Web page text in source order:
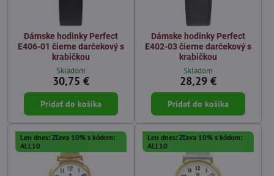
Dámske hodinky Perfect
E406-01 čierne darčekový s
krabičkou
Skladom
30,75 €
Pridať do košíka
Dámske hodinky Perfect
E402-03 čierne darčekový s
krabičkou
Skladom
28,29 €
Pridať do košíka
Len dnes: Zľava 10% s kódom:
ALL10
Len dnes: Zľava 10% s kódom:
ALL10